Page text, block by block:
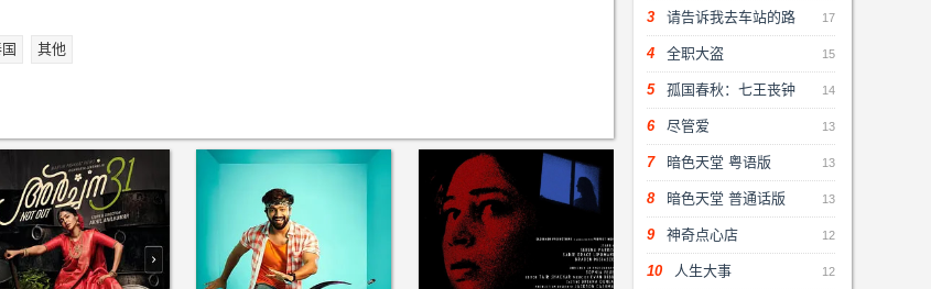
其他
17
3 请告诉我去车站的路
15
4 全职大盗
14
5 孤国春秋：七王丧钟
13
6 尽管爱
13
7 暗色天堂 粤语版
13
8 暗色天堂 普通话版
12
9 神奇点心店
12
10 人生大事